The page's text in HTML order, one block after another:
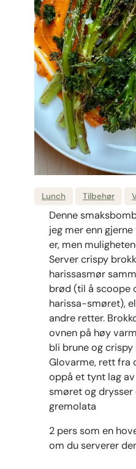
Lunch Tilbehør
Denne
jeg mer enn
er, men
Server crispy
harissasmør
brød (til å scoope
harissa-smøret),
andre retter.
ovnen på høy
bli brune og crispy
Glovarme, rett fra
oppå et tynt lag
smøret og
gremolata
2 pers som en
om du serverer